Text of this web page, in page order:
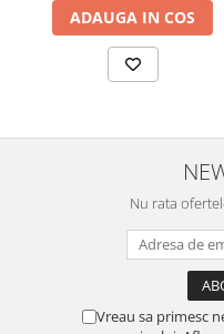
ADAUGA IN COS
Nu rata
Vreau sa primesc